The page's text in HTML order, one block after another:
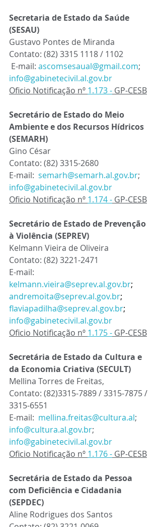
Secretaria de Estado da Saúde
(SESAU)
Gustavo Pontes de Miranda
Contato: (82) 3315 1118 / 1102
E-mail: ascomsesaual@gmail.com;
info@gabinetecivil.al.gov.br
Oficio Notificação nº 1.173 - GP-CESB
Secretário de Estado do Meio
Ambiente e dos Recursos Hídricos
(SEMARH)
Gino César
Contato: (82) 3315-2680
E-mail: semarh@semarh.al.gov.br;
info@gabinetecivil.al.gov.br
Oficio Notificação nº 1.174 - GP-CESB
Secretário de Estado de Prevenção
à Violência (SEPREV)
Kelmann Vieira de Oliveira
Contato: (82) 3221-2471
E-mail:
kelmann.vieira@seprev.al.gov.br;
andremoita@seprev.al.gov.br;
flaviapadilha@seprev.al.gov.br;
info@gabinetecivil.al.gov.br
Oficio Notificação nº 1.175 - GP-CESB
Secretária de Estado da Cultura e
da Economia Criativa (SECULT)
Mellina Torres de Freitas,
Contato: (82)3315-7889 / 3315-7875 /
3315-6551
E-mail: mellina.freitas@cultura.al;
info@cultura.al.gov.br;
info@gabinetecivil.al.gov.br
Oficio Notificação nº 1.176 - GP-CESB
Secretária de Estado da Pessoa
com Deficiência e Cidadania
(SEPDEC)
Aline Rodrigues dos Santos